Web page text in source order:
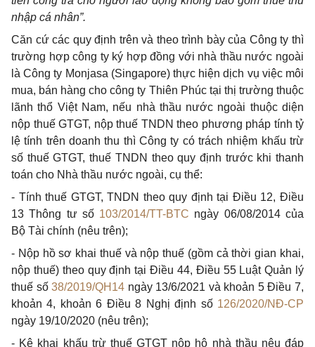
nhập cá nhân”.
Căn cứ các quy định trên và theo trình bày của Công ty thì
trường hợp công ty ký hợp đồng với nhà thầu nước ngoài
là Công ty Monjasa (Singapore) thực hiện dịch vụ việc môi
mua, bán hàng cho công ty Thiên Phúc tại thị trường thuộc
lãnh thổ Việt Nam, nếu nhà thầu nước ngoài thuộc diện
nộp thuế GTGT, nộp thuế TNDN theo phương pháp tính tỷ
lệ tính trên doanh thu thì Công ty có trách nhiệm khấu trừ
số thuế GTGT, thuế TNDN theo quy định trước khi thanh
toán cho Nhà thầu nước ngoài, cụ thể:
- Tính thuế GTGT, TNDN theo quy định tại Điều 12, Điều
13 Thông tư số 103/2014/TT-BTC ngày 06/08/2014 của
Bộ Tài chính (nêu trên);
- Nộp hồ sơ khai thuế và nộp thuế (gồm cả thời gian khai,
nộp thuế) theo quy định tại Điều 44, Điều 55 Luật Quản lý
thuế số38/2019/QH14 ngày 13/6/2021 và khoản 5 Điều 7,
khoản 4, khoản 6 Điều 8 Nghị định số 126/2020/NĐ-CP
ngày 19/10/2020 (nêu trên);
- Kê khai khấu trừ thuế GTGT nộp hộ nhà thầu nêu đáp